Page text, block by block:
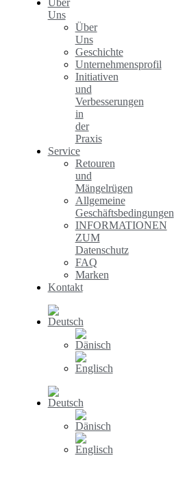
Über
Uns
Über
Uns
Geschichte
Unternehmensprofil
Initiativen
und
Verbesserungen
in
der
Praxis
Service
Retouren
und
Mängelrügen
Allgemeine
Geschäftsbedingungen
INFORMATIONEN
ZUM
Datenschutz
FAQ
Marken
Kontakt